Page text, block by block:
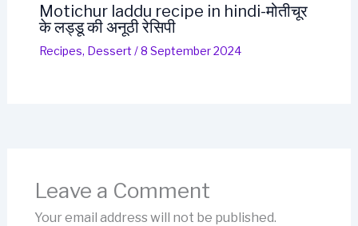
Motichur laddu recipe in hindi-मोतीचूर
के लड्डू की अनूठी रेसिपी
Recipes, Dessert /8 September 2024
Leave a Comment
Your email address will not be published.